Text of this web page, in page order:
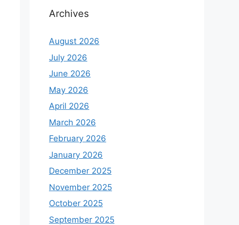
Archives
August 2026
July 2026
June 2026
May 2026
April 2026
March 2026
February 2026
January 2026
December 2025
November 2025
October 2025
September 2025